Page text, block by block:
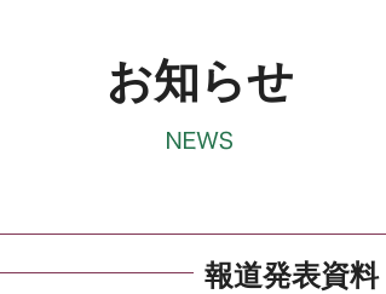
お知らせ
報道発表資料